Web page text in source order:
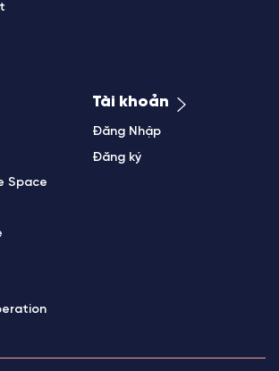
Space
Tài khoản
Đăng Nhập
Đăng ký